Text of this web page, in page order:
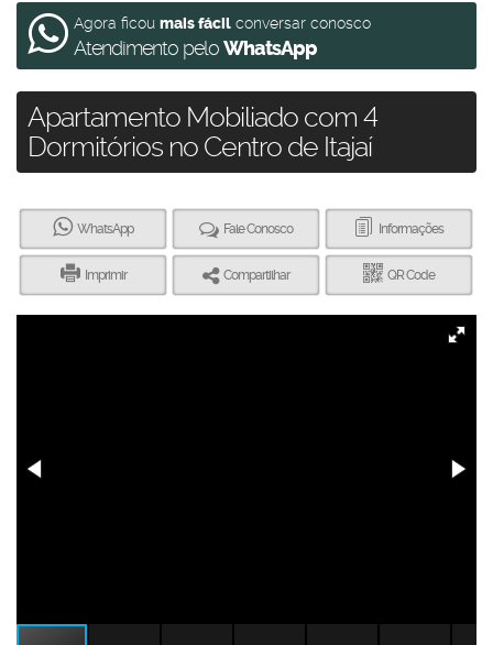
Agora ficou mais fácil conversar conosco
Atendimento peloWhatsApp
Apartamento Mobiliado com 4
Dormitórios no Centro de Itajaí
WhatsApp Fale Conosco Informações
Imprimir Compartilhar QR Code